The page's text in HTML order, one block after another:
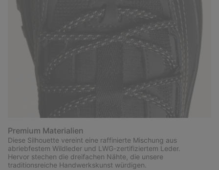
Premium Materialien
Diese Silhouette vereint eine raffinierte Mischung aus
abriebfestem Wildleder und LWG-zertifiziertem Leder.
Hervor stechen die dreifachen Nähte, die unsere
traditionsreiche Handwerkskunst würdigen.